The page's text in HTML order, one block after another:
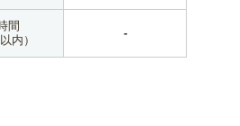
間
内）
-